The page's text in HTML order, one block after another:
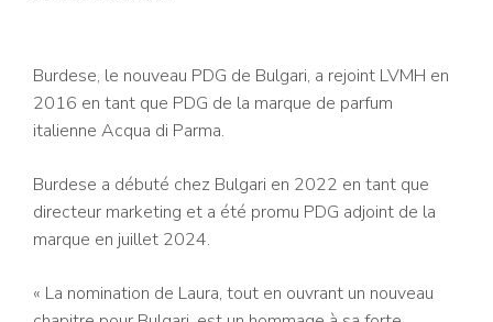
Burdese, le nouveau PDG de Bulgari, a rejoint LVMH en
2016 en tant que PDG de la marque de parfum
italienne Acqua di Parma.
Burdese a débuté chez Bulgari en 2022 en tant que
directeur marketing et a été promu PDG adjoint de la
marque en juillet 2024.
« La nomination de Laura, tout en ouvrant un nouveau